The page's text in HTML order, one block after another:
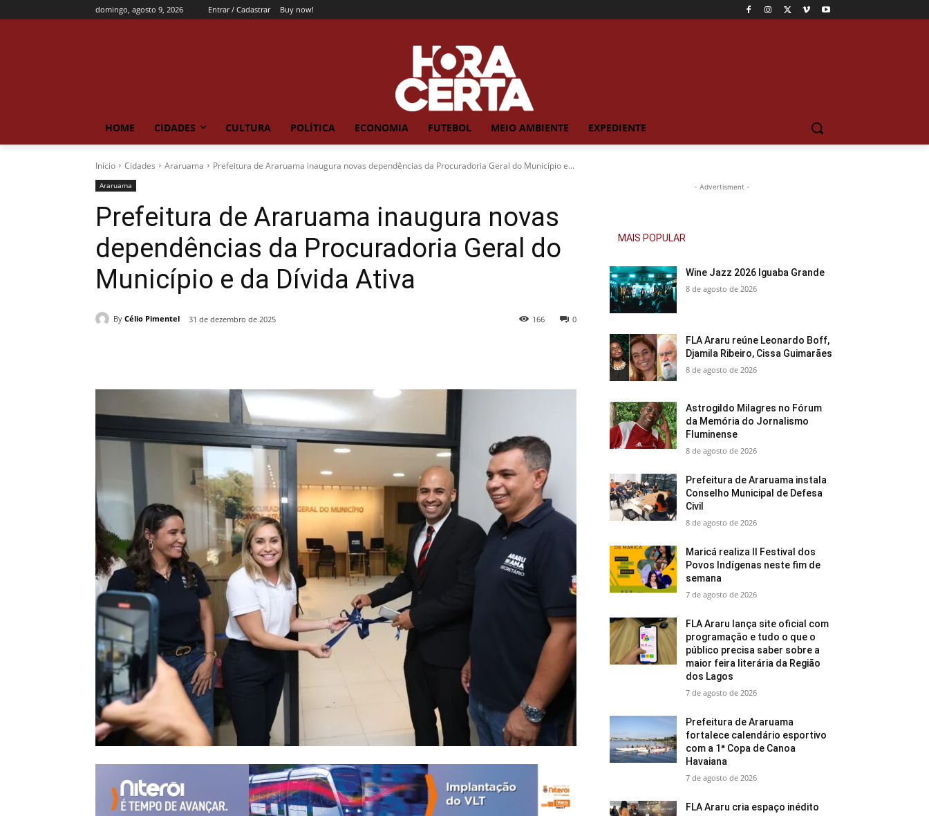
domingo, agosto 9, 2026 Entrar / Cadastrar Buy now!
HOME CIDADES CULTURA POLÍTICA ECONOMIA FUTEBOL MEIO AMBIENTE EXPEDIENTE
Início Cidades Araruama Prefeitura de Araruama inaugura novas dependências da Procuradoria Geral do Município e...
Araruama
Prefeitura de Araruama inaugura novas
dependências da Procuradoria Geral do
Município e da Dívida Ativa
By Célio Pimentel 31 de dezembro de 2025 0
166
- Advertisment -
MAIS POPULAR
Wine Jazz 2026 Iguaba Grande
8 de agosto de 2026
FLA Araru reúne Leonardo Boff,
Djamila Ribeiro, Cissa Guimarães
8 de agosto de 2026
Astrogildo Milagres no Fórum
da Memória do Jornalismo
Fluminense
8 de agosto de 2026
Prefeitura de Araruama instala
Conselho Municipal de Defesa
Civil
8 de agosto de 2026
Maricá realiza II Festival dos
Povos Indígenas neste fim de
semana
7 de agosto de 2026
FLA Araru lança site oficial com
programação e tudo o que o
público precisa saber sobre a
maior feira literária da Região
dos Lagos
7 de agosto de 2026
Prefeitura de Araruama
fortalece calendário esportivo
com a 1ª Copa de Canoa
Havaiana
7 de agosto de 2026
FLA Araru cria espaço inédito